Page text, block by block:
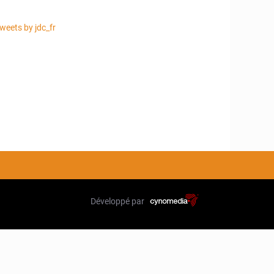
by jdc_fr
Développé par